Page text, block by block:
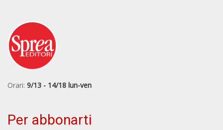
Orari: 9/13 - 14/18 lun-ven
Per abbonarti